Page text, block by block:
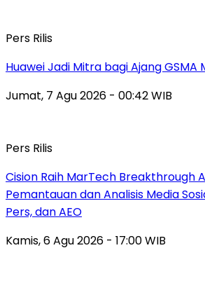
Pers Rilis
Huawei Jadi Mitra bagi Ajang GSMA
Jumat, 7 Agu 2026 - 00:42 WIB
Pers Rilis
Cision Raih MarTech Breakthrough
Pemantauan dan Analisis Media
Pers, dan AEO
Kamis, 6 Agu 2026 - 17:00 WIB